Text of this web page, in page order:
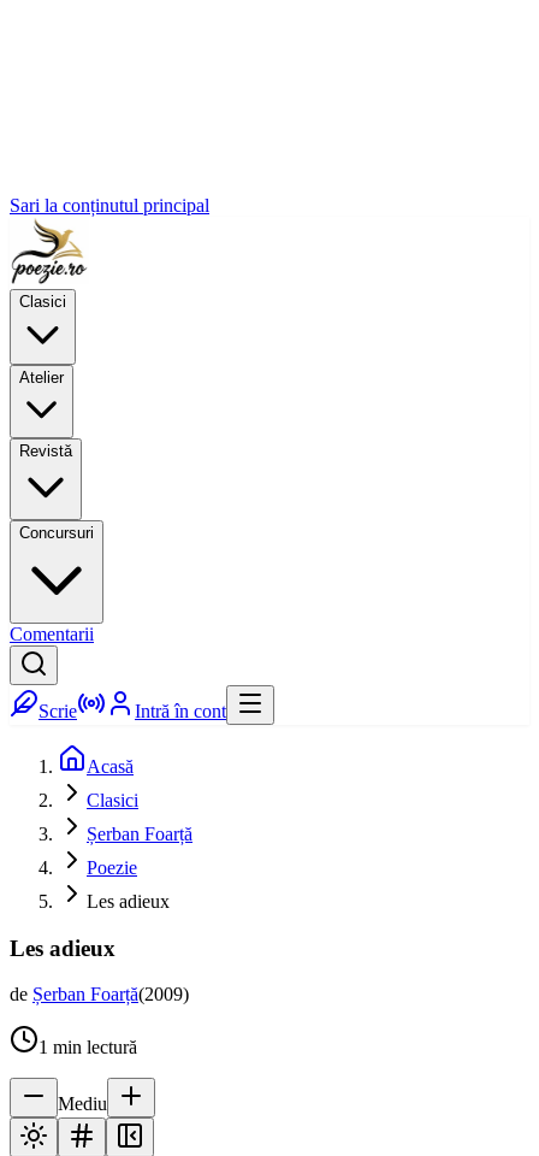
Sari la conținutul principal
Clasici
Atelier
Revistă
Concursuri
Comentarii
Scrie Intră în cont
Acasă
Clasici
Șerban Foarță
Poezie
Les adieux
Les adieux
de Șerban Foarță(2009)
1 min lectură
Mediu